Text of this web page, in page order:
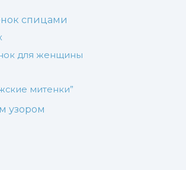
спицами
для женщины
митенки”
узором